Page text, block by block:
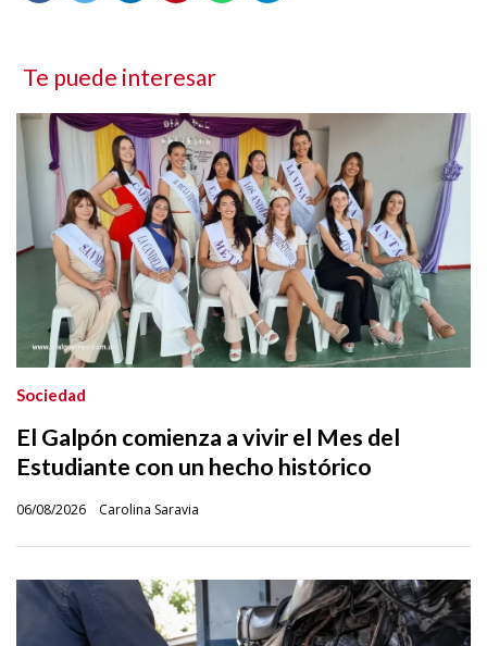
Te puede interesar
El Galpón comienza a vivir el Mes del
Estudiante con un hecho histórico
Carolina Saravia
Sociedad
06/08/2026